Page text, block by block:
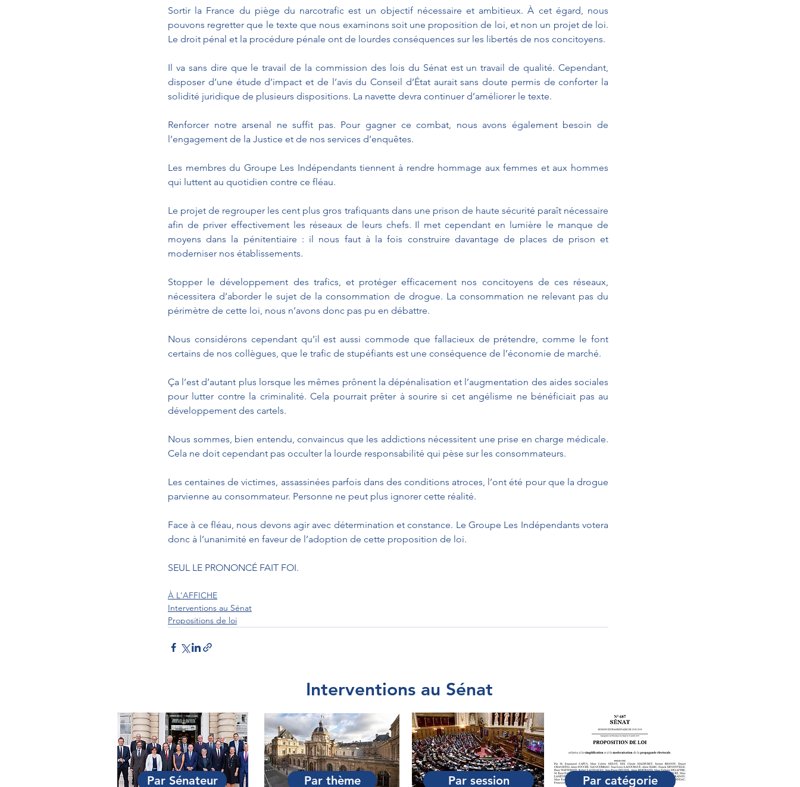
Sortir la France du piège du narcotrafic est un objectif nécessaire et ambitieux. À cet égard, nous
pouvons regretter que le texte que nous examinons soit une proposition de loi, et non un projet de loi.
Le droit pénal et la procédure pénale ont de lourdes conséquences sur les libertés de nos concitoyens.
Il va sans dire que le travail de la commission des lois du Sénat est un travail de qualité. Cependant,
disposer d’une étude d’impact et de l’avis du Conseil d’État aurait sans doute permis de conforter la
solidité juridique de plusieurs dispositions. La navette devra continuer d’améliorer le texte.
Renforcer notre arsenal ne suffit pas. Pour gagner ce combat, nous avons également besoin de
l’engagement de la Justice et de nos services d’enquêtes.
Les membres du Groupe Les Indépendants tiennent à rendre hommage aux femmes et aux hommes
qui luttent au quotidien contre ce fléau.
Le projet de regrouper les cent plus gros trafiquants dans une prison de haute sécurité paraît nécessaire
afin de priver effectivement les réseaux de leurs chefs. Il met cependant en lumière le manque de
moyens dans la pénitentiaire : il nous faut à la fois construire davantage de places de prison et
moderniser nos établissements.
Stopper le développement des trafics, et protéger efficacement nos concitoyens de ces réseaux,
nécessitera d’aborder le sujet de la consommation de drogue. La consommation ne relevant pas du
périmètre de cette loi, nous n’avons donc pas pu en débattre.
Nous considérons cependant qu’il est aussi commode que fallacieux de prétendre, comme le font
certains de nos collègues, que le trafic de stupéfiants est une conséquence de l’économie de marché.
Ça l’est d’autant plus lorsque les mêmes prônent la dépénalisation et l’augmentation des aides sociales
pour lutter contre la criminalité. Cela pourrait prêter à sourire si cet angélisme ne bénéficiait pas au
développement des cartels.
Nous sommes, bien entendu, convaincus que les addictions nécessitent une prise en charge médicale.
Cela ne doit cependant pas occulter la lourde responsabilité qui pèse sur les consommateurs.
Les centaines de victimes, assassinées parfois dans des conditions atroces, l’ont été pour que la drogue
parvienne au consommateur. Personne ne peut plus ignorer cette réalité.
Face à ce fléau, nous devons agir avec détermination et constance. Le Groupe Les Indépendants votera
donc à l’unanimité en faveur de l’adoption de cette proposition de loi.
SEUL LE PRONONCÉ FAIT FOI.
À L'AFFICHE
Interventions au Sénat
Propositions de loi
Interventions au Sénat
Par Sénateur Par thème Par session Par catégorie